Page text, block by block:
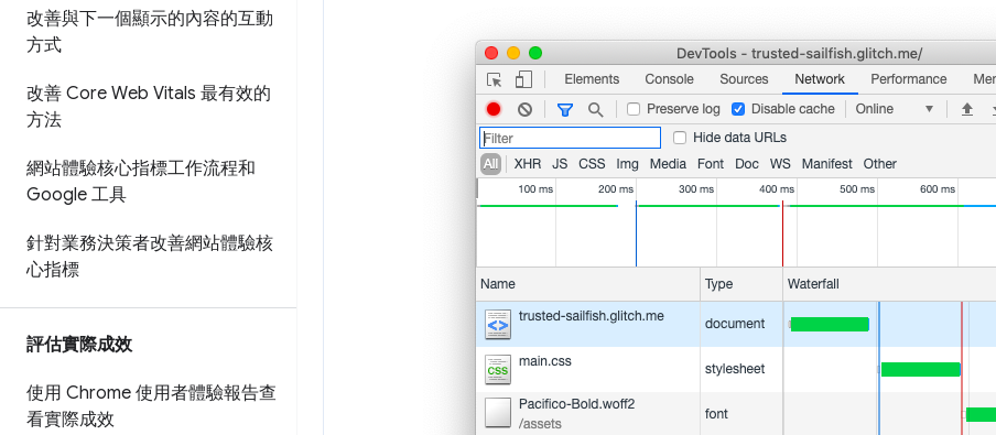
改善與下一個顯示的內容的互動
方式
改善 Core Web Vitals 最有效的
方法
網站體驗核心指標工作流程和
Google 工具
針對業務決策者改善網站體驗核
心指標
評估實際成效
使用 Chrome 使用者體驗報告查
看實際成效